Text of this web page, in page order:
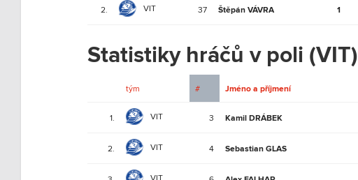
2. VIT 37 Štěpán VÁVRA 1
Statistiky hráčů v poli (VIT)
tým # Jméno a příjmení
1. VIT 3 Kamil DRÁBEK
2. VIT 4 Sebastian GLAS
VIT